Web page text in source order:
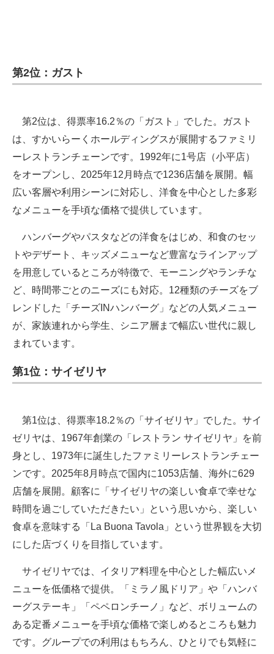
第2位：ガスト
第2位は、得票率16.2％の「ガスト」でした。ガスト
は、すかいらーくホールディングスが展開するファミリ
ーレストランチェーンです。1992年に1号店（小平店）
をオープンし、2025年12月時点で1236店舗を展開。幅
広い客層や利用シーンに対応し、洋食を中心とした多彩
なメニューを手頃な価格で提供しています。
ハンバーグやパスタなどの洋食をはじめ、和食のセッ
トやデザート、キッズメニューなど豊富なラインアップ
を用意しているところが特徴で、モーニングやランチな
ど、時間帯ごとのニーズにも対応。12種類のチーズをブ
レンドした「チーズINハンバーグ」などの人気メニュー
が、家族連れから学生、シニア層まで幅広い世代に親し
まれています。
第1位：サイゼリヤ
第1位は、得票率18.2％の「サイゼリヤ」でした。サイ
ゼリヤは、1967年創業の「レストラン サイゼリヤ」を前
身とし、1973年に誕生したファミリーレストランチェー
ンです。2025年8月時点で国内に1053店舗、海外に629
店舗を展開。顧客に「サイゼリヤの楽しい食卓で幸せな
時間を過ごしていただきたい」という思いから、楽しい
食卓を意味する「La Buona Tavola」という世界観を大切
にした店づくりを目指しています。
サイゼリヤでは、イタリア料理を中心とした幅広いメ
ニューを低価格で提供。「ミラノ風ドリア」や「ハンバ
ーグステーキ」「ペペロンチーノ」など、ボリュームの
ある定番メニューを手頃な価格で楽しめるところも魅力
です。グループでの利用はもちろん、ひとりでも気軽に